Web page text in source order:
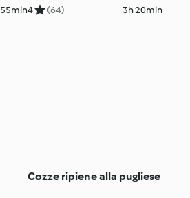
55min4 (64) 3h 20min
Cozze ripiene alla pugliese